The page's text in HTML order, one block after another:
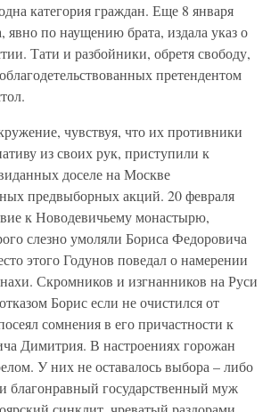
категория граждан. Еще 8 января
явно по наущению брата, издала указ о
Тати и разбойники, обретя свободу,
претендентом
чувствуя, что их противники
из своих рук, приступили к
доселе на Москве
предвыборных акций. 20 февраля
к Новодевичьему монастырю,
слезно умоляли Бориса Федоровича
этого Годунов поведал о намерении
Скромников и изгнанников на Руси
Борис если не очистился от
сомнения в его причастности к
Димитрия. В настроениях горожан
У них не оставалось выбора – либо
благонравный государственный муж